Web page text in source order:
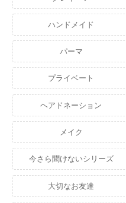
ハンドメイド
パーマ
プライベート
ヘアドネーション
メイク
今さら聞けないシリーズ
大切なお友達